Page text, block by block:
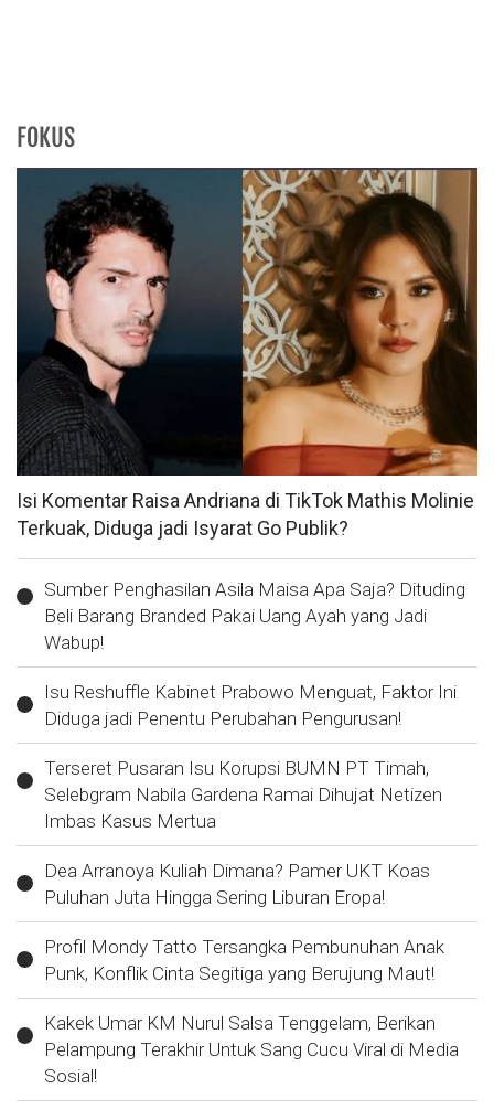
FOKUS
Isi Komentar Raisa Andriana di TikTok Mathis Molinie
Terkuak, Diduga jadi Isyarat Go Publik?
Sumber Penghasilan Asila Maisa Apa Saja? Dituding
Beli Barang Branded Pakai Uang Ayah yang Jadi
Wabup!
Isu Reshuffle Kabinet Prabowo Menguat, Faktor Ini
Diduga jadi Penentu Perubahan Pengurusan!
Terseret Pusaran Isu Korupsi BUMN PT Timah,
Selebgram Nabila Gardena Ramai Dihujat Netizen
Imbas Kasus Mertua
Dea Arranoya Kuliah Dimana? Pamer UKT Koas
Puluhan Juta Hingga Sering Liburan Eropa!
Profil Mondy Tatto Tersangka Pembunuhan Anak
Punk, Konflik Cinta Segitiga yang Berujung Maut!
Kakek Umar KM Nurul Salsa Tenggelam, Berikan
Pelampung Terakhir Untuk Sang Cucu Viral di Media
Sosial!